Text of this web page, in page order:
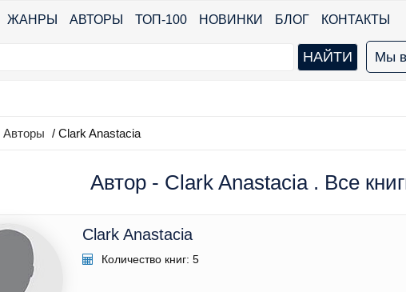
ЖАНРЫ АВТОРЫ ТОП-100 НОВИНКИ БЛОГ КОНТАКТЫ
Мы в
Авторы / Clark Anastacia
Автор - Clark Anastacia . Все
Clark Anastacia
Количество книг: 5